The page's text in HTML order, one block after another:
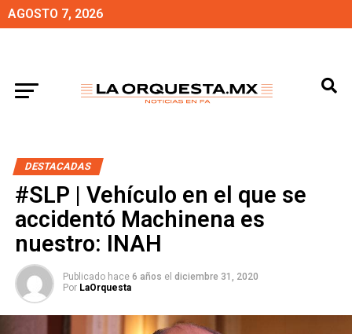
AGOSTO 7, 2026
DESTACADAS
#SLP | Vehículo en el que se
accidentó Machinena es
nuestro: INAH
Publicado hace 6 años el diciembre 31, 2020
Por LaOrquesta